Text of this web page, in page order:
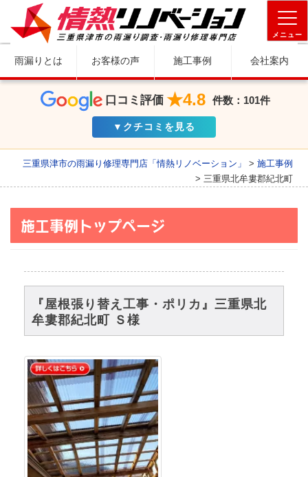
メニュー
雨漏りとは お客様の声 施工事例 会社案内
口コミ評価 ★4.8 件数：101件
▼クチコミを見る
三重県津市の雨漏り修理専門店「情熱リノベーション」 > 施工事例
> 三重県北牟婁郡紀北町
施工事例トップページ
『屋根張り替え工事・ポリカ』三重県北
牟婁郡紀北町 Ｓ様